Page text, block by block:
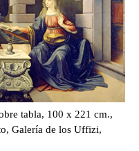
tabla, 100 x 221 cm.,
Galería de los Uffizi,